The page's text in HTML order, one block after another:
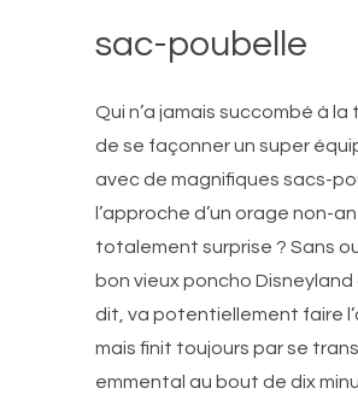
sac-poubelle
Qui n’a jamais succombé à
de se façonner un super
avec de magnifiques sacs-
l’approche d’un orage non-
totalement surprise ? Sans
bon vieux poncho Disneyland
dit, va potentiellement faire
mais finit toujours par se
emmental au bout de dix